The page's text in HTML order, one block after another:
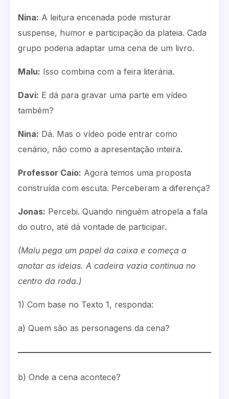
Nina: A leitura encenada pode misturar
suspense, humor e participação da plateia. Cada
grupo poderia adaptar uma cena de um livro.
Malu: Isso combina com a feira literária.
Davi: E dá para gravar uma parte em vídeo
também?
Nina: Dá. Mas o vídeo pode entrar como
cenário, não como a apresentação inteira.
Professor Caio: Agora temos uma proposta
construída com escuta. Perceberam a diferença?
Jonas: Percebi. Quando ninguém atropela a fala
do outro, até dá vontade de participar.
(Malu pega um papel da caixa e começa a
anotar as ideias. A cadeira vazia continua no
centro da roda.)
1) Com base no Texto 1, responda:
a) Quem são as personagens da cena?
b) Onde a cena acontece?